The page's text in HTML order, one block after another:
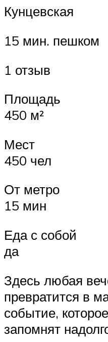
Кунцевская
15 мин. пешком
1 отзыв
Площадь
450 м²
Мест
450 чел
От метро
15 мин
Еда с собой
да
Здесь любая
превратится в
событие,
запомнят